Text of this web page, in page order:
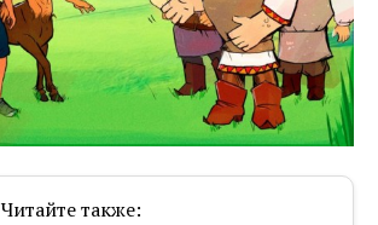
Читайте также: